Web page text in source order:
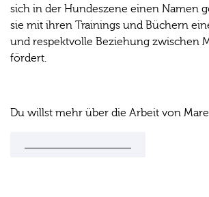
sich in der Hundeszene einen Namen
sie mit ihren Trainings und Büchern
und respektvolle Beziehung zwischen
fördert.
Du willst mehr über die Arbeit von